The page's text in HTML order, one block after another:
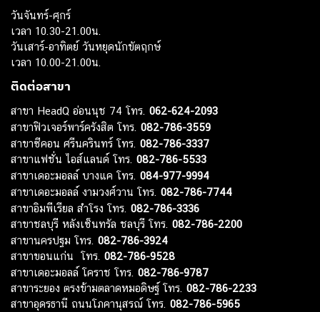
วันจันทร์-ศุกร์
เวลา 10.30-21.00น.
วันเสาร์-อาทิตย์ วันหยุดนักขัตฤกษ์
เวลา 10.00-21.00น.
ติดต่อสาขา
สาขา HeadQ อ่อนนุช 74 โทร. 062-624-2093
สาขาฟิวเจอร์พาร์ครังสิต โทร. 082-786-3559
สาขาซีคอน ศรีนครินทร์ โทร. 082-786-3337
สาขาแฟชั่น ไอส์แลนด์ โทร. 082-786-5533
สาขาเดอะมอลล์ บางแค โทร. 084-977-9994
สาขาเดอะมอลล์ งามวงศ์วาน โทร. 082-786-7744
สาขาอิมพีเรียล สำโรง โทร. 082-786-3336
สาขาชลบุรี หลังเซ็นทรัล ชลบุรี โทร. 082-786-2200
สาขานครปฐม โทร. 082-786-3924
สาขาขอนแก่น โทร. 082-786-9528
สาขาเดอะมอลล์ โคราช โทร. 082-786-9787
สาขาระยอง ตรงข้ามตลาดหมอดิษฐ์ โทร. 082-786-2233
สาขาอุดรธานี ถนนโภคานุสรณ์ โทร. 082-786-5965